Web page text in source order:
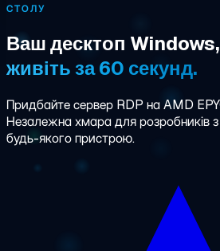
СТОЛУ
Ваш десктоп Windows,
живіть за 60 секунд.
Придбайте сервер RDP на AMD
Незалежна хмара для розробників
будь-якого пристрою.